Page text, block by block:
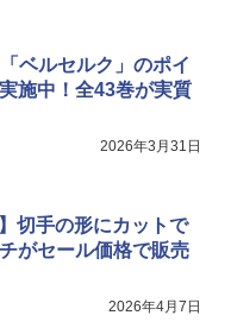
ベルセルク」のポイ
施中！全43巻が実質
2026年3月31日
切手の形にカットで
がセール価格で販売
2026年4月7日